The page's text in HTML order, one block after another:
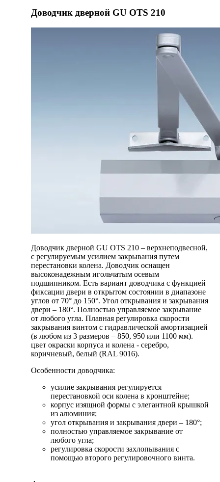
Доводчик дверной GU OTS 210
Доводчик дверной GU OTS 210 – верхнеподвесной,
c регулируемым усилием закрывания путем
перестановки колена. Доводчик оснащен
высоконадежным игольчатым осевым
подшипником. Есть вариант доводчика с функцией
фиксации двери в открытом состоянии в диапазоне
углов от 70° до 150°. Угол открывания и закрывания
двери – 180°. Полностью управляемое закрывание
от любого угла. Плавная регулировка скорости
закрывания винтом с гидравлической амортизацией
(в любом из 3 размеров – 850, 950 или 1100 мм).
цвет окраски корпуса и колена - серебро,
коричневый, белый (RAL 9016).
Особенности доводчика:
усилие закрывания регулируется
перестановкой оси колена в кронштейне;
корпус изящной формы с элегантной крышкой
из алюминия;
угол открывания и закрывания двери – 180°;
полностью управляемое закрывание от
любого угла;
регулировка скорости захлопывания с
помощью второго регулировочного винта.